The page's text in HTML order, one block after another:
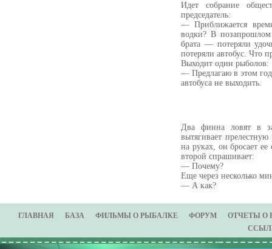
Идет собрание
председатель:
— Приближается
водки? В
брата — потеряли
потеряли автобус. Что
Выходит один рыболов:
— Предлагаю в этом
автобуса не выходить.
Два финна ловят в
вытягивает
на руках, он бросает
второй спрашивает:
— Почему?
Еще через несколько
— А как?
ГЛАВНАЯ БАЗА ФИЛЬМЫ О РЫБАЛКЕ ФОРУМ
ОТЧЕТЫ О